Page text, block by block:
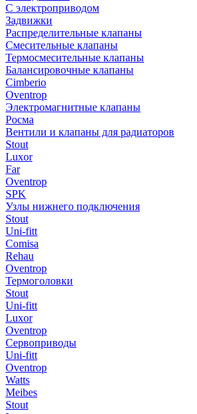
С электроприводом
Задвижки
Распределительные клапаны
Cмесительные клапаны
Термосмесительные клапаны
Балансировочные клапаны
Cimberio
Oventrop
Электромагнитные клапаны
Росма
Вентили и клапаны для радиаторов
Stout
Luxor
Far
Oventrop
SPK
Узлы нижнего подключения
Stout
Uni-fitt
Comisa
Rehau
Oventrop
Термоголовки
Stout
Uni-fitt
Luxor
Oventrop
Сервоприводы
Uni-fitt
Oventrop
Watts
Meibes
Stout